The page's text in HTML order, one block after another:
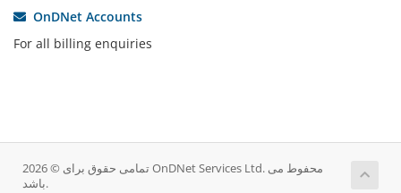
OnDNet Accounts
For all billing enquiries
تمامی حقوق برای © 2026 OnDNet Services Ltd. محفوط می
باشد.